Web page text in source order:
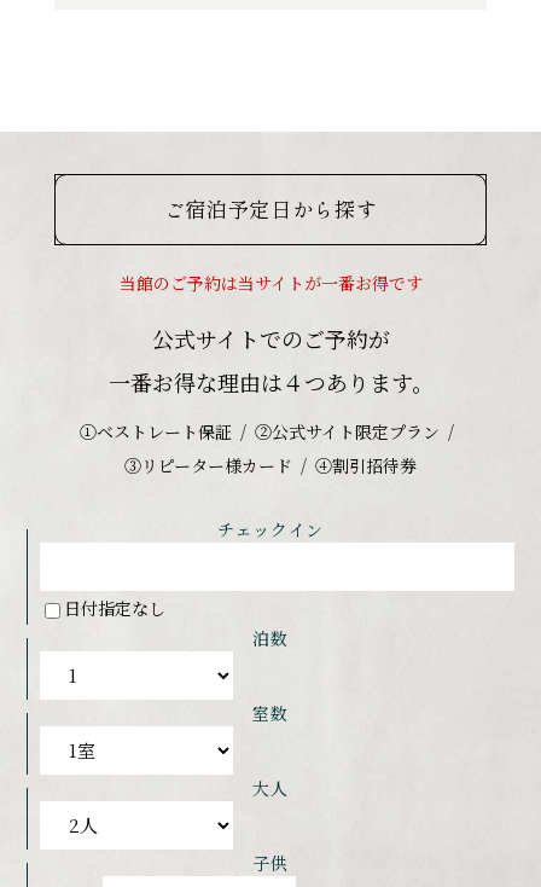
ご宿泊予定日から探す
当館のご予約は当サイトが一番お得です
公式サイトでのご予約が
一番お得な理由は４つあります。
①ベストレート保証
②公式サイト限定プラン
③リピーター様カード
④割引招待券
チェックイン
日付指定なし
泊数
室数
大人
子供